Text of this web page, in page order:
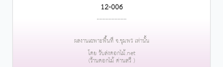
12-006
....................
ผลงานเฉพาะพื้นที่ จ.ชุมพร เท่านั้น
โดย รับส่งดอกไม้.net
(ร้านดอกไม้ ด่านสวี )